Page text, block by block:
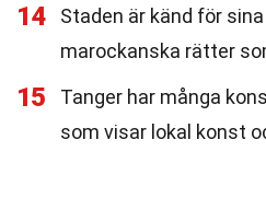
14
Staden är känd för
marockanska rätter
15
Tanger har många
som visar lokal konst